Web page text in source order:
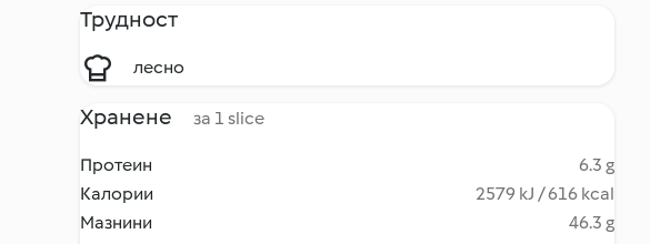
Трудност
лесно
Хранене за 1 slice
Протеин
6.3 g
Калории
2579 kJ / 616 kcal
Мазнини
46.3 g